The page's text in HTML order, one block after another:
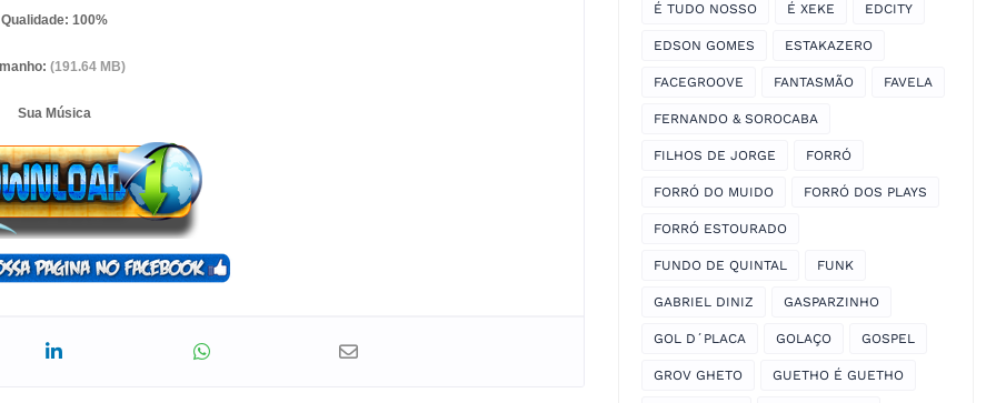
Qualidade: 100%
(191.64 MB)
Sua Música
É TUDO NOSSO É XEKE EDCITY
EDSON GOMES ESTAKAZERO
FACEGROOVE FANTASMÃO FAVELA
FERNANDO & SOROCABA
FILHOS DE JORGE FORRÓ
FORRÓ DO MUIDO FORRÓ DOS PLAYS
FORRÓ ESTOURADO
FUNDO DE QUINTAL FUNK
GABRIEL DINIZ GASPARZINHO
GOL D´PLACA GOLAÇO GOSPEL
GROV GHETO GUETHO É GUETHO